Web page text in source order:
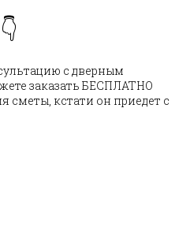
👇
с дверным
заказать БЕСПЛАТНО
сметы, кстати он приедет с